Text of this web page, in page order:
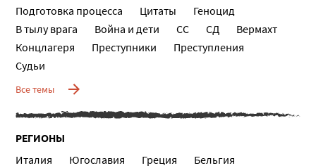
Подготовка процесса
Цитаты
Геноцид
В тылу врага
Война и дети СС СД
Вермахт
Концлагеря
Преступники
Преступления
Судьи
Все темы
РЕГИОНЫ
Италия Югославия Греция
Бельгия